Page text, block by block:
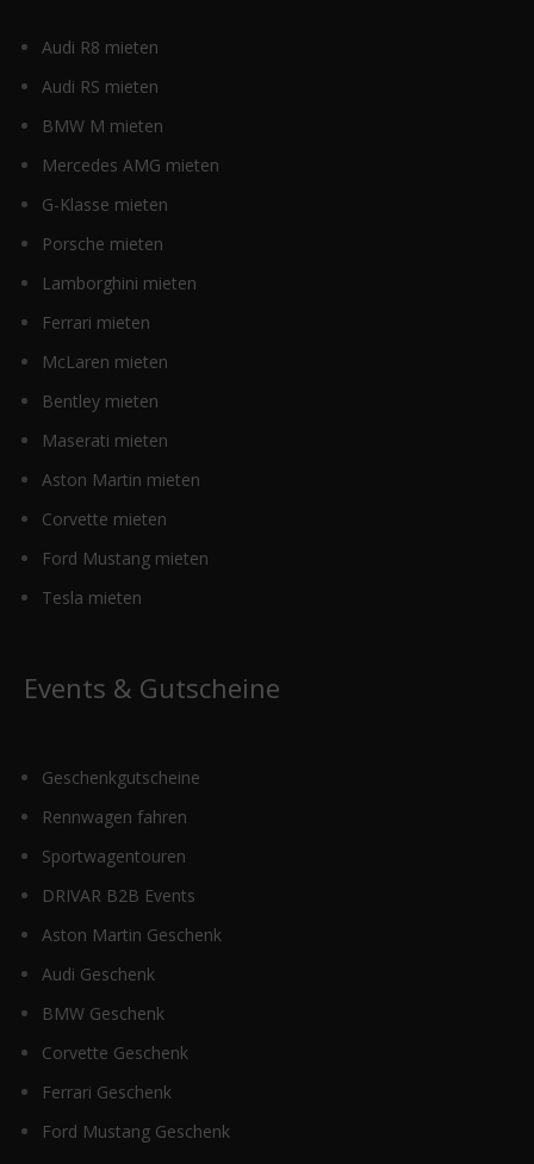
Audi R8 mieten
Audi RS mieten
BMW M mieten
Mercedes AMG mieten
G-Klasse mieten
Porsche mieten
Lamborghini mieten
Ferrari mieten
McLaren mieten
Bentley mieten
Maserati mieten
Aston Martin mieten
Corvette mieten
Ford Mustang mieten
Tesla mieten
Events & Gutscheine
Geschenkgutscheine
Rennwagen fahren
Sportwagentouren
DRIVAR B2B Events
Aston Martin Geschenk
Audi Geschenk
BMW Geschenk
Corvette Geschenk
Ferrari Geschenk
Ford Mustang Geschenk